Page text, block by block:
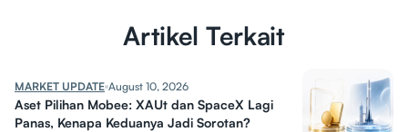
Artikel Terkait
MARKET UPDATE August 10, 2026
Aset Pilihan Mobee: XAUt dan SpaceX Lagi
Panas, Kenapa Keduanya Jadi Sorotan?